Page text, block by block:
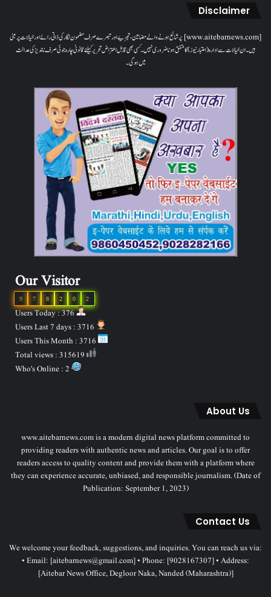
Disclaimer
[www.aitebarnews.com] پر شائع ہونے والے مضامین، تجزیے اور تبصرے صرف مضمون نگار کی ذاتی رائے اور خیالات پر مبنی
ہیں۔ ان خیالات سے ادارہ (اعتبار نیوز) کا متفق ہونا ضروری نہیں۔ کسی بھی قابل اعتراض تحریر کیلئے قانونی چارہ جوئی صرف ناندیڑ کی عدالت
میں ہوگی۔
Our Visitor
2
0
2
8
7
9
Users Today : 376
About Us
www.aitebarnews.com is a modern digital news platform committed to
providing readers with authentic news and articles. Our goal is to offer
readers access to quality content and provide them with a platform where
they can experience accurate, unbiased, and responsible journalism. (Date of
Publication: September 1, 2023)
Contact Us
We welcome your feedback, suggestions, and inquiries. You can reach us via:
• Email: [aitebarnews@gmail.com] • Phone: [9028167307] • Address:
[Aitebar News Office, Degloor Naka, Nanded (Maharashtra)]